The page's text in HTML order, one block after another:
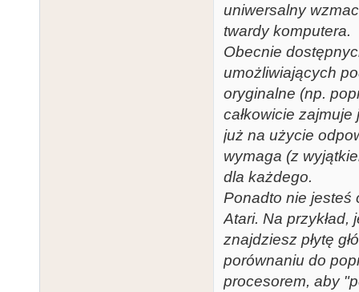
uniwersalny
twardy komputera.
Obecnie
umożliwiających
oryginalne (np.
całkowicie
już na użycie
wymaga (z
dla każdego.
Ponadto nie jesteś
Atari. Na
znajdziesz płytę
porównaniu do
procesorem, aby